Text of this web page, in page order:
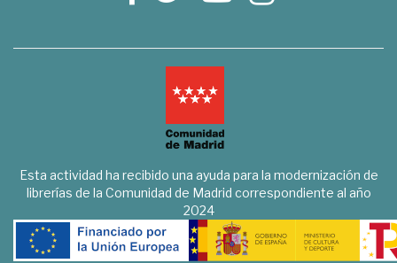
Esta actividad ha recibido una ayuda para la modernización de
librerías de la Comunidad de Madrid correspondiente al año
2024